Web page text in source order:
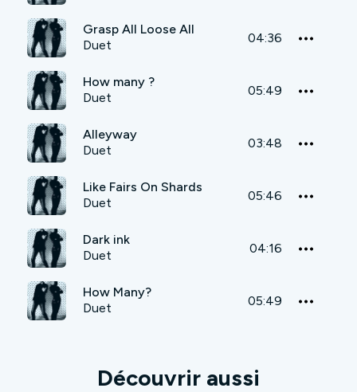
Grasp All Loose All
Duet
04:36
How many ?
Duet
05:49
Alleyway
Duet
03:48
Like Fairs On Shards
Duet
05:46
Dark ink
Duet
04:16
How Many?
Duet
05:49
Découvrir aussi